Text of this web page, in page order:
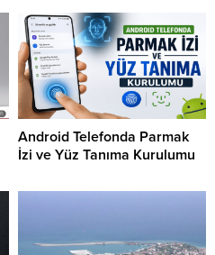
Android Telefonda Parmak
İzi ve Yüz Tanıma Kurulumu